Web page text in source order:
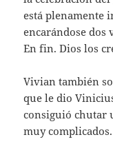
está plenamente
encarándose dos
En fin. Dios los
Vivian también
que le dio
consiguió chutar
muy complicados.